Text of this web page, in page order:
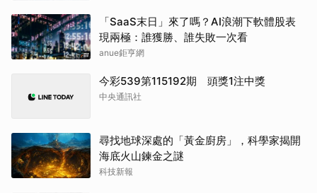
「SaaS末日」來了嗎？AI浪潮下軟體股表
現兩極：誰獲勝、誰失敗一次看
anue鉅亨網
今彩539第115192期 頭獎1注中獎
中央通訊社
尋找地球深處的「黃金廚房」，科學家揭開
海底火山鍊金之謎
科技新報